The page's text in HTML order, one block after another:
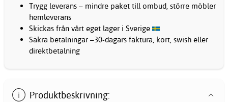
Trygg leverans – mindre paket till ombud, större möbler
hemleverans
Skickas från vårt eget lager i Sverige
Säkra betalningar –30-dagars faktura, kort, swish eller
direktbetalning
Produktbeskrivning: